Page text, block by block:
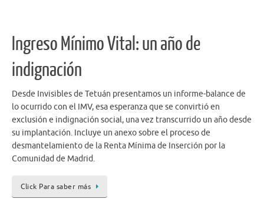
o
k
n ti
Ingreso Mínimo Vital: un año de
indignación
Desde Invisibles de Tetuán presentamos un informe-balance de
lo ocurrido con el IMV, esa esperanza que se convirtió en
exclusión e indignación social, una vez transcurrido un año desde
su implantación. Incluye un anexo sobre el proceso de
desmantelamiento de la Renta Mínima de Inserción por la
Comunidad de Madrid.
Click Para saber más